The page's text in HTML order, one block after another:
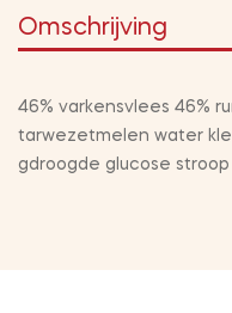
Omschrijving
46% varkensvlees 46%
tarwezetmelen water
gdroogde glucose